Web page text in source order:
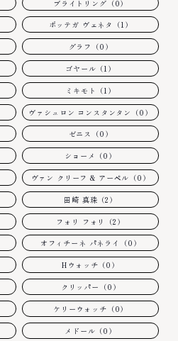
ブライトリング（0）
ボッテガ ヴェネタ（1）
グラフ（0）
ゴヤール（1）
ミキモト（1）
ヴァシュロン コンスタンタン（0）
ゼニス（0）
ショーメ（0）
ヴァン クリーフ & アーペル（0）
田崎 真珠（2）
フォリ フォリ（2）
オフィチーネ パネライ（0）
Hウォッチ（0）
クリッパー（0）
ケリーウォッチ（0）
メドール（0）